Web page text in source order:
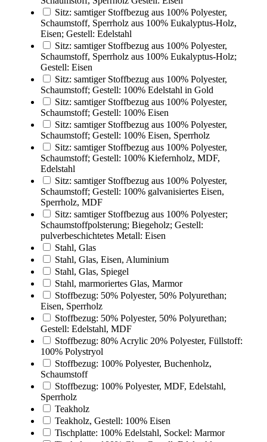
Sitz: samtiger Stoffbezug aus 100% Polyester,
Schaumstoff, Sperrholz aus 100% Eukalyptus-Holz,
Eisen; Gestell: Edelstahl
Sitz: samtiger Stoffbezug aus 100% Polyester,
Schaumstoff, Sperrholz aus 100% Eukalyptus-Holz;
Gestell: Eisen
Sitz: samtiger Stoffbezug aus 100% Polyester,
Schaumstoff; Gestell: 100% Edelstahl in Gold
Sitz: samtiger Stoffbezug aus 100% Polyester,
Schaumstoff; Gestell: 100% Eisen
Sitz: samtiger Stoffbezug aus 100% Polyester,
Schaumstoff; Gestell: 100% Eisen, Sperrholz
Sitz: samtiger Stoffbezug aus 100% Polyester,
Schaumstoff; Gestell: 100% Kiefernholz, MDF,
Edelstahl
Sitz: samtiger Stoffbezug aus 100% Polyester,
Schaumstoff; Gestell: 100% galvanisiertes Eisen,
Sperrholz, MDF
Sitz: samtiger Stoffbezug aus 100% Polyester;
Schaumstoffpolsterung; Biegeholz; Gestell:
pulverbeschichtetes Metall: Eisen
Stahl, Glas
Stahl, Glas, Eisen, Aluminium
Stahl, Glas, Spiegel
Stahl, marmoriertes Glas, Marmor
Stoffbezug: 50% Polyester, 50% Polyurethan;
Eisen, Sperrholz
Stoffbezug: 50% Polyester, 50% Polyurethan;
Gestell: Edelstahl, MDF
Stoffbezug: 80% Acrylic 20% Polyester, Füllstoff:
100% Polystryol
Stoffbezug: 100% Polyester, Buchenholz,
Schaumstoff
Stoffbezug: 100% Polyester, MDF, Edelstahl,
Sperrholz
Teakholz
Teakholz, Gestell: 100% Eisen
Tischplatte: 100% Edelstahl, Sockel: Marmor